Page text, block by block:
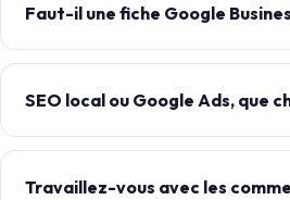
Faut-il une fiche Google
SEO local ou Google Ads, que
Travaillez-vous avec les